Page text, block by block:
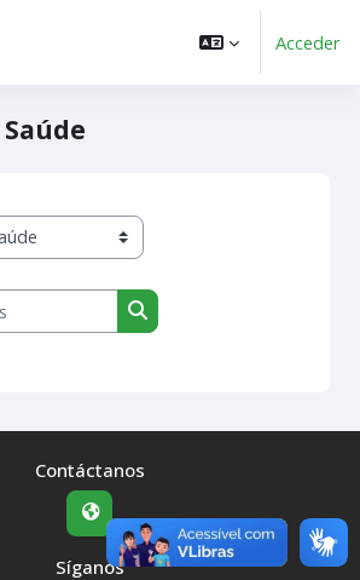
Acceder
Buscar cursos
Contáctanos
Síganos